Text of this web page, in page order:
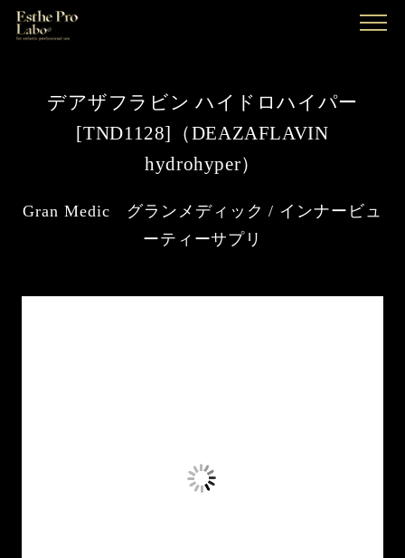
MENU
デアザフラビン ハイドロハイパー
[TND1128]（DEAZAFLAVIN
hydrohyper）
Gran Medic グランメディック / インナービ
ューティーサプリ